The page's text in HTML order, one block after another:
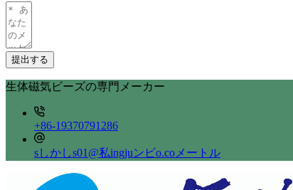
提出する
生体磁気ビーズの専門メーカー
+86-19370791286
sしかしs01@私ingjuンビo.coメートル